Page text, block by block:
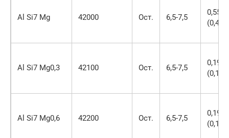
Al Si7 Mg 42000 Ост. 6,5-7,5
0,55
(0,45)
Al Si7 Mg0,3 42100 Ост. 6,5-7,5
0,19
(0,15)
Al Si7 Mg0,6 42200 Ост. 6,5-7,5
0,19
(0,15)